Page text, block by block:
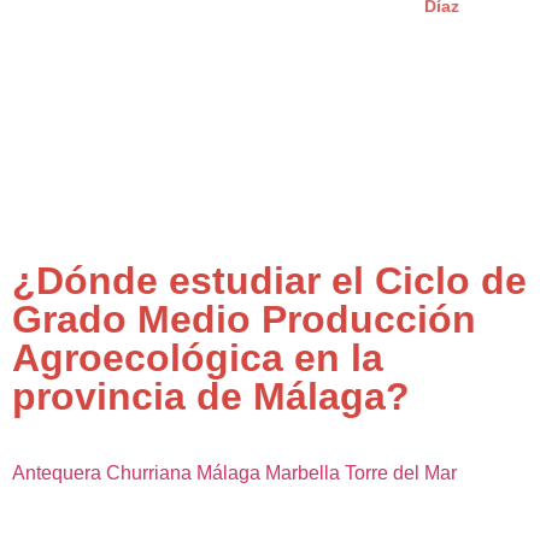
Díaz
¿Dónde estudiar el Ciclo de
Grado Medio Producción
Agroecológica en la
provincia de Málaga?
Antequera Churriana Málaga Marbella Torre del Mar